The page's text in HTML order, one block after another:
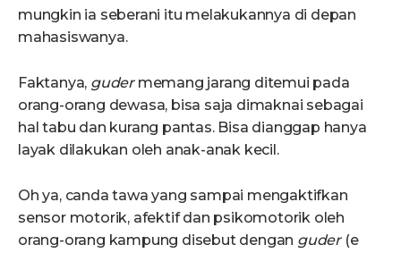
mungkin ia seberani itu melakukannya di depan
mahasiswanya.
Faktanya, gudermemang jarang ditemui pada
orang-orang dewasa, bisa saja dimaknai sebagai
hal tabu dan kurang pantas. Bisa dianggap hanya
layak dilakukan oleh anak-anak kecil.
Oh ya, canda tawa yang sampai mengaktifkan
sensor motorik, afektif dan psikomotorik oleh
orang-orang kampung disebut dengan guder(e